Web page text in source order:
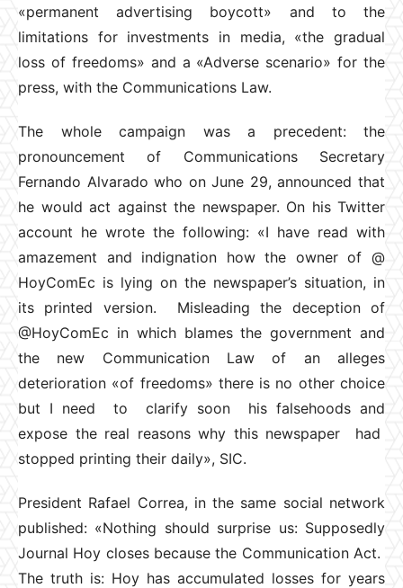
«permanent advertising boycott» and to the
limitations for investments in media, «the gradual
loss of freedoms» and a «Adverse scenario» for the
press, with the Communications Law.
The whole campaign was a precedent: the
pronouncement of Communications Secretary
Fernando Alvarado who on June 29, announced that
he would act against the newspaper. On his Twitter
account he wrote the following: «I have read with
amazement and indignation how the owner of @
HoyComEc is lying on the newspaper’s situation, in
its printed version. Misleading the deception of
@HoyComEc in which blames the government and
the new Communication Law of an alleges
deterioration «of freedoms» there is no other choice
but I need to clarify soon his falsehoods and
expose the real reasons why this newspaper had
stopped printing their daily», SIC.
President Rafael Correa, in the same social network
published: «Nothing should surprise us: Supposedly
Journal Hoy closes because the Communication Act.
The truth is: Hoy has accumulated losses for years